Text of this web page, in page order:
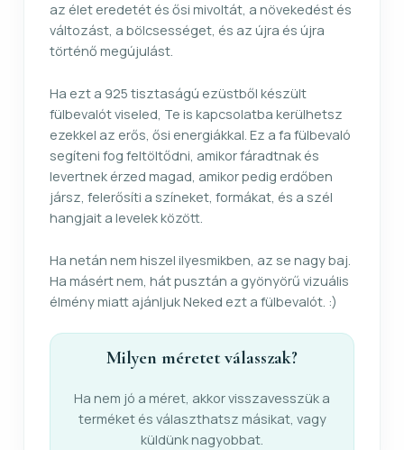
az élet eredetét és ősi mivoltát, a növekedést és
változást, a bölcsességet, és az újra és újra
történő megújulást.
Ha ezt a 925 tisztaságú ezüstből készült
fülbevalót viseled, Te is kapcsolatba kerülhetsz
ezekkel az erős, ősi energiákkal. Ez a fa fülbevaló
segíteni fog feltöltődni, amikor fáradtnak és
levertnek érzed magad, amikor pedig erdőben
jársz, felerősíti a színeket, formákat, és a szél
hangjait a levelek között.
Ha netán nem hiszel ilyesmikben, az se nagy baj.
Ha másért nem, hát pusztán a gyönyörű vizuális
élmény miatt ajánljuk Neked ezt a fülbevalót. :)
Milyen méretet válasszak?
Ha nem jó a méret, akkor visszavesszük a
terméket és választhatsz másikat, vagy
küldünk nagyobbat.